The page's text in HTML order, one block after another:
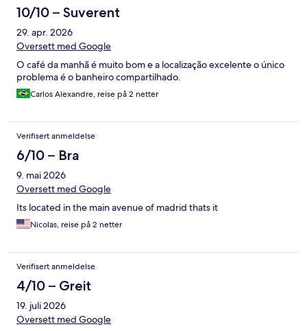
10/10 – Suverent
29. apr. 2026
Oversett med Google
O café da manhã é muito bom e a localização excelente o único
problema é o banheiro compartilhado.
Carlos Alexandre, reise på 2 netter
Verifisert anmeldelse
6/10 – Bra
9. mai 2026
Oversett med Google
Its located in the main avenue of madrid thats it
Nicolas, reise på 2 netter
Verifisert anmeldelse
4/10 – Greit
19. juli 2026
Oversett med Google